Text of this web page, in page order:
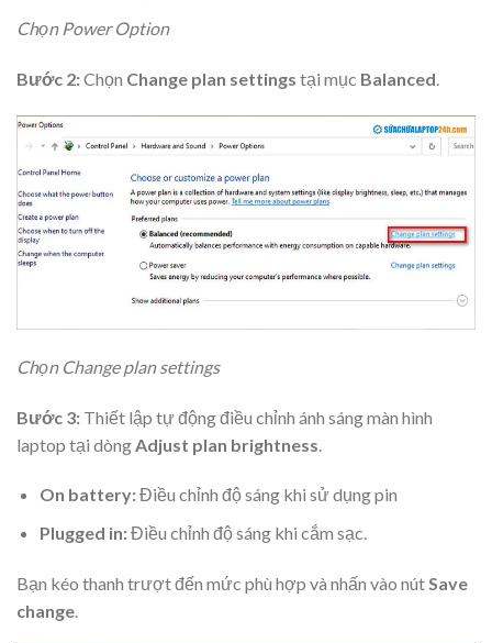
Chọn Power Option
Bước 2:Chọn Change plan settings tại mục Balanced.
Chọn Change plan settings
Bước 3: Thiết lập tự động điều chỉnh ánh sáng màn hình
laptop tại dòng Adjust plan brightness
On battery:Điều chỉnh độ sáng khi sử dụng pin
Plugged in:Điều chỉnh độ sáng khi cắm sạc.
Bạn kéo thanh trượt đến mức phù hợp và nhấn vào nútSave
change.